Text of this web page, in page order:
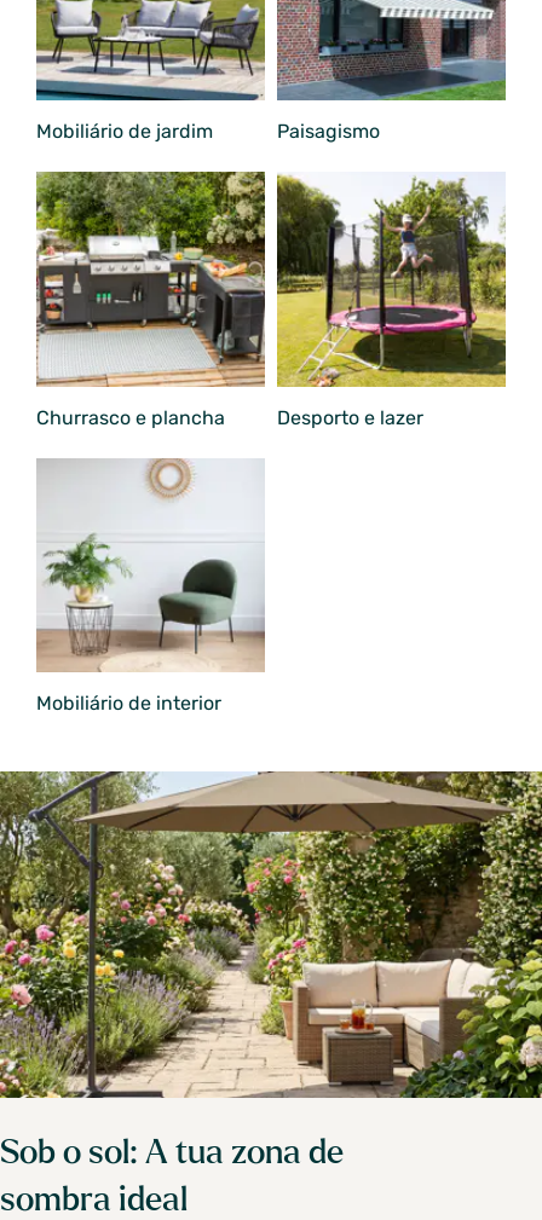
Mobiliário de jardim Paisagismo
Churrasco e plancha Desporto e lazer
Mobiliário de interior
Sob o sol: A tua zona de
sombra ideal